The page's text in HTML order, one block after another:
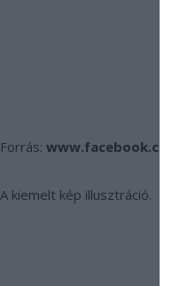
Forrás: www.facebook.com
A kiemelt kép illusztráció.